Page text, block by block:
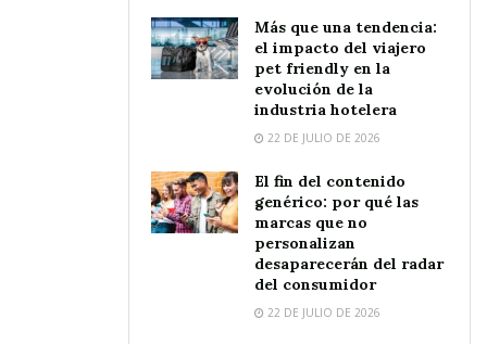
Más que una tendencia:
el impacto del viajero
pet friendly en la
evolución de la
industria hotelera
22 DE JULIO DE 2026
El fin del contenido
genérico: por qué las
marcas que no
personalizan
desaparecerán del radar
del consumidor
22 DE JULIO DE 2026